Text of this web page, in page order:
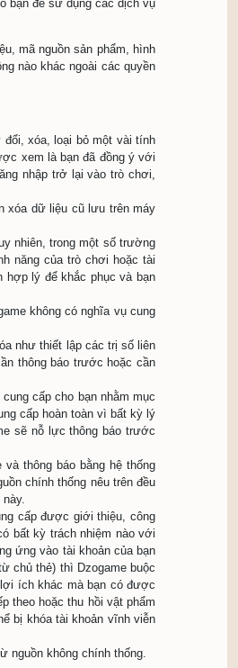
vật hoặc bang phái đang sở
tin do bạn cung cấp để gửi
bất kỳ hình thức
bảo mật thông tin cá nhân của
(như bị hack), bạn sẽ không
trò chơi cho bất kỳ bên thứ ba
hợp nào, bạn nhận thấy
giảm thiểu các thiệt hại cho bạn
áp dụng một số hoặc một vài
là sự đảm bảo rằng tài
không đăng nhập, sử dụng
gian sát nhập máy chủ,
có quyền thông qua trò chơi
thu thập một số thông tin kỹ
cấp quyền không độc quyền